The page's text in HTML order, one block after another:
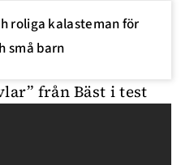
roliga kalasteman för
små barn
från Bäst i test